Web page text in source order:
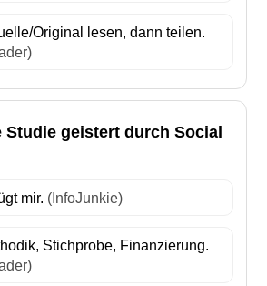
Original lesen, dann teilen.
Studie geistert durch Social
mir. (InfoJunkie)
Stichprobe, Finanzierung.